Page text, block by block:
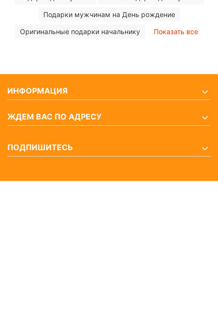
Подарки мужчинам на День рождение
Оригинальные подарки начальнику Показать все
ИНФОРМАЦИЯ
ЖДЕМ ВАС ПО АДРЕСУ
ПОДПИШИТЕСЬ